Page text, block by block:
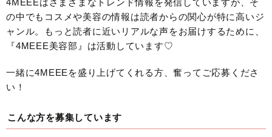
の中でもコスメや美容の情報は読者からの関心が特に高いジ
ャンル。もっと読者に近いリアルな声をお届けするために、
『4MEEE美容部』は活動しています♡
一緒に4MEEEを盛り上げてくれる方、奮ってご応募くださ
い！
こんな方を募集しています